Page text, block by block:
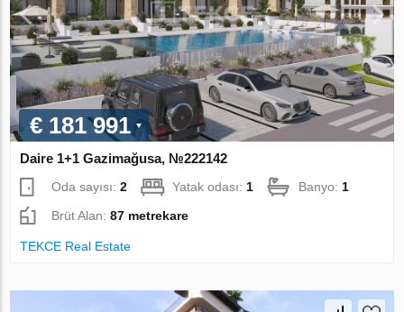
€ 181 991
Daire 1+1 Gazimağusa, №222142
Oda sayısı:2 Yatak odası: 1 Banyo: 1
Brüt Alan:87 metrekare
TEKCE Real Estate